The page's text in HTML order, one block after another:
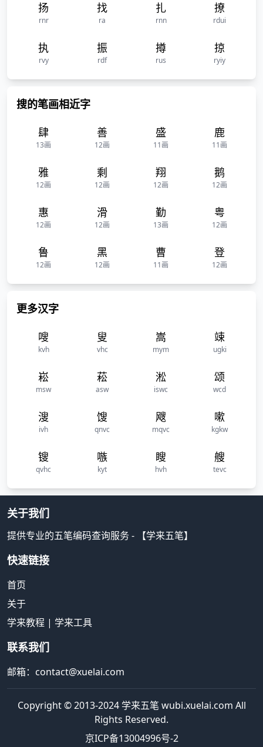
扬
rnr
找
ra
扎
rnn
撩
rdui
执
rvy
振
rdf
撙
rus
掠
ryiy
搜的笔画相近字
肆
13画
善
12画
盛
11画
鹿
11画
雅
12画
剩
12画
翔
12画
鹅
12画
惠
12画
滑
12画
勤
13画
粤
12画
鲁
12画
黑
12画
曹
11画
登
12画
更多汉字
嗖
kvh
叟
vhc
嵩
mym
竦
ugki
崧
msw
菘
asw
淞
iswc
颂
wcd
溲
ivh
馊
qnvc
飕
mqvc
嗽
kgkw
锼
qvhc
嗾
kyt
瞍
hvh
艘
tevc
关于我们
提供专业的五笔编码查询服务 - 【学来五笔】
快速链接
首页
关于
学来教程 | 学来工具
联系我们
邮箱：contact@xuelai.com
Copyright © 2013-2024 学来五笔 wubi.xuelai.com All
Rights Reserved.
京ICP备13004996号-2